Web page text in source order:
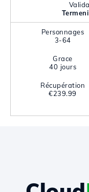
Personnages
3-64
Grace
40 jours
Récupération
€239.99